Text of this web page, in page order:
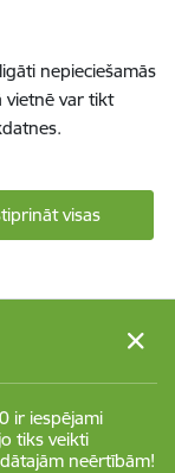
nepieciešamās
vietnē var tikt
visas
ir iespējami
tiks veikti
neērtībām!